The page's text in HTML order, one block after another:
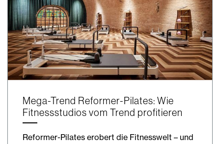
Mega-Trend Reformer-Pilates: Wie
Fitnessstudios vom Trend profitieren
Reformer-Pilates erobert die Fitnesswelt – und